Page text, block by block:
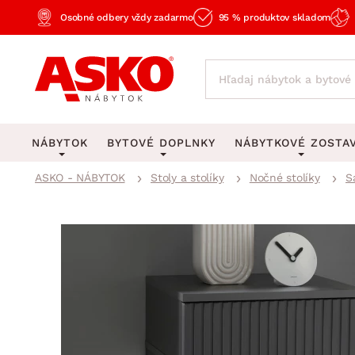
Osobné odbery vždy zadarmo 95 % produktov skladom
NÁBYTOK BYTOVÉ DOPLNKY
Stropné osvetlenie
Lustre a závesné
Stojacie lampy
NÁBYTKOVÉ
Spálňové
Kancelárske
Kuchynské
ASKO - NÁBYTOK Stoly a stolíky Nočné stolíky